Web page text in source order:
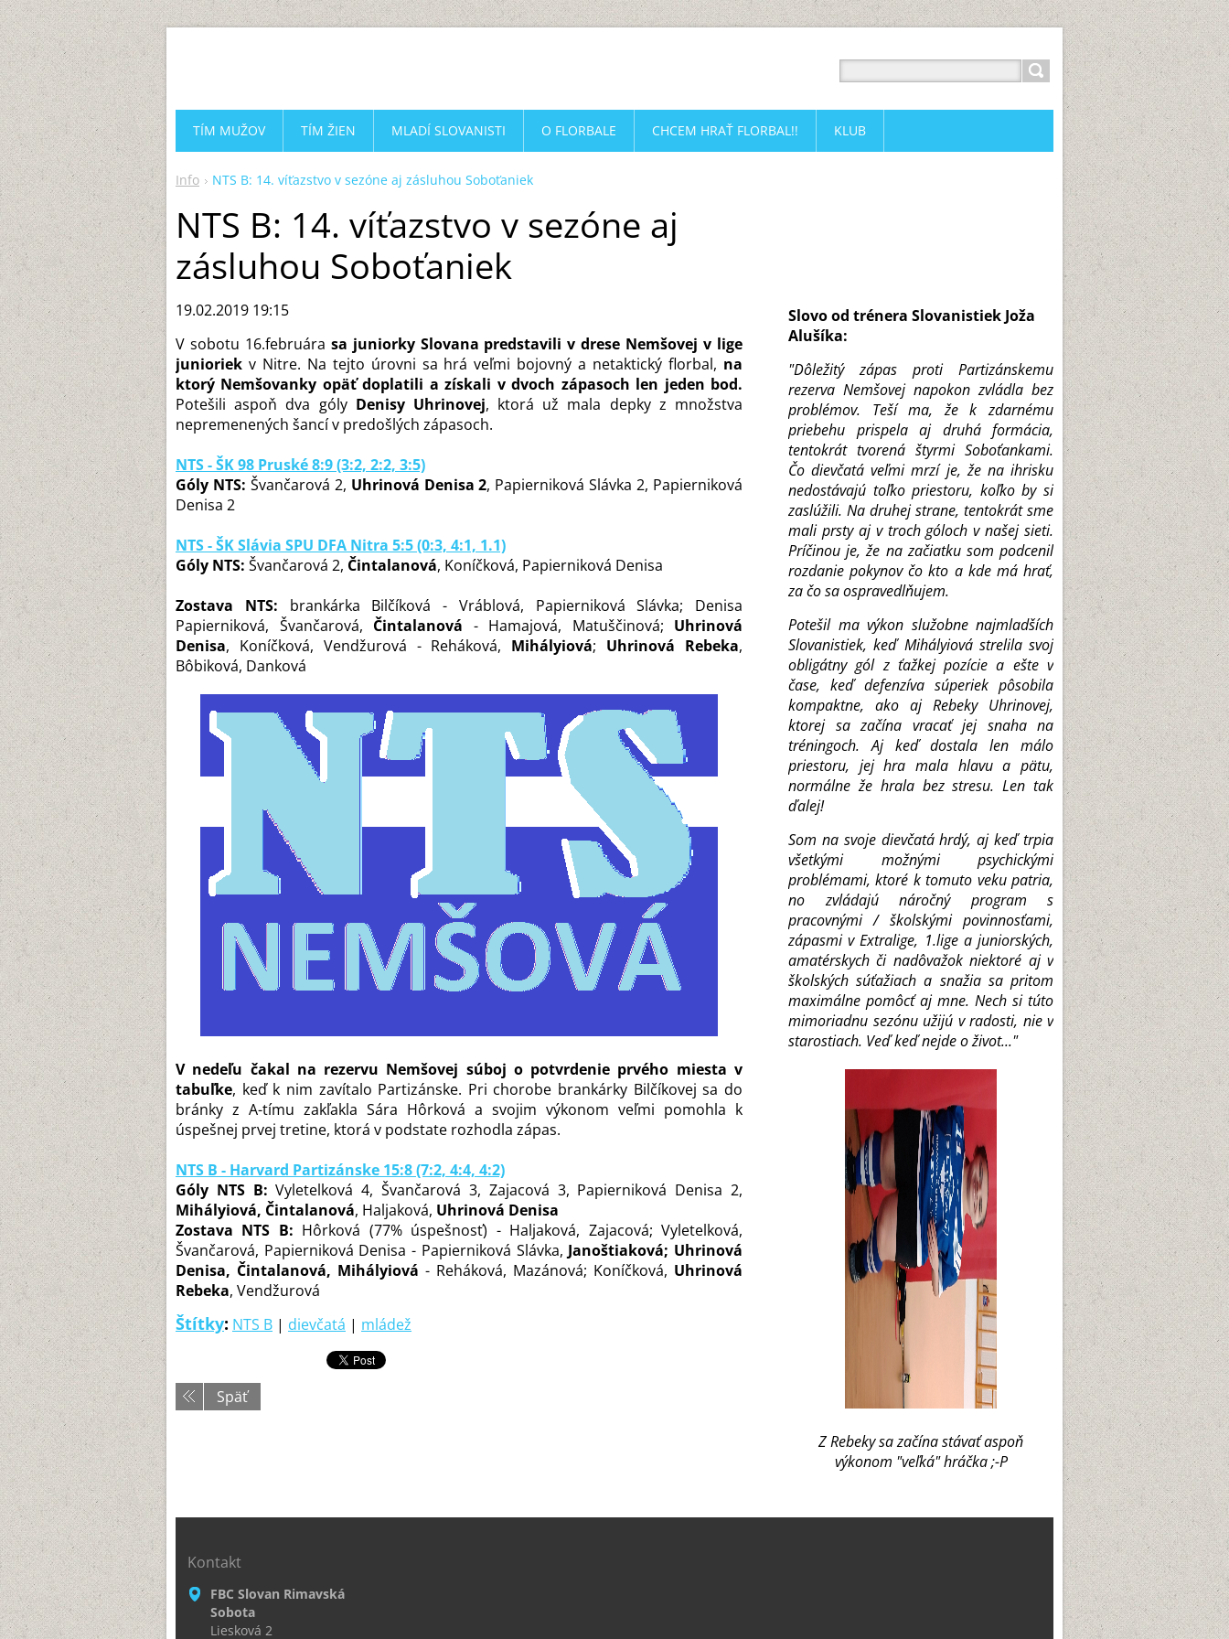
Info NTS B: 14. víťazstvo v sezóne aj zásluhou Soboťaniek
NTS B: 14. víťazstvo v sezóne aj
zásluhou Soboťaniek
19.02.2019 19:15
V sobotu 16.februára sa juniorky Slovana predstavili v drese Nemšovej v lige
junioriek v Nitre. Na tejto úrovni sa hrá veľmi bojovný a netaktický florbal, na
ktorý Nemšovanky opäť doplatili a získali v dvoch zápasoch len jeden bod.
Potešili aspoň dva góly Denisy Uhrinovej, ktorá už mala depky z množstva
nepremenených šancí v predošlých zápasoch.
NTS - ŠK 98 Pruské 8:9 (3:2, 2:2, 3:5)
Góly NTS: Švančarová 2, Uhrinová Denisa 2, Papierniková Slávka 2, Papierniková
Denisa 2
NTS - ŠK Slávia SPU DFA Nitra 5:5 (0:3, 4:1, 1.1)
Góly NTS: Švančarová 2, Čintalanová, Koníčková, Papierniková Denisa
Zostava NTS: brankárka Bilčíková - Vráblová, Papierniková Slávka; Denisa
Papierniková, Švančarová, Čintalanová - Hamajová, Matuščinová; Uhrinová
Denisa, Koníčková, Vendžurová - Reháková, Mihályiová; Uhrinová Rebeka,
Bôbiková, Danková
V nedeľu čakal na rezervu Nemšovej súboj o potvrdenie prvého miesta v
tabuľke, keď k nim zavítalo Partizánske. Pri chorobe brankárky Bilčíkovej sa do
bránky z A-tímu zakľakla Sára Hôrková a svojim výkonom veľmi pomohla k
úspešnej prvej tretine, ktorá v podstate rozhodla zápas.
NTS B - Harvard Partizánske 15:8 (7:2, 4:4, 4:2)
Góly NTS B: Vyletelková 4, Švančarová 3, Zajacová 3, Papierniková Denisa 2,
Mihályiová, Čintalanová, Haljaková, Uhrinová Denisa
Zostava NTS B: Hôrková (77% úspešnosť) - Haljaková, Zajacová; Vyletelková,
Švančarová, Papierniková Denisa - Papierniková Slávka, Janoštiaková; Uhrinová
Denisa, Čintalanová, Mihályiová - Reháková, Mazánová; Koníčková, Uhrinová
Rebeka, Vendžurová
Štítky: NTS B | dievčatá | mládež
Späť
Slovo od trénera Slovanistiek Joža
Alušíka:
"Dôležitý zápas proti Partizánskemu
rezerva Nemšovej napokon zvládla bez
problémov. Teší ma, že k zdarnému
priebehu prispela aj druhá formácia,
tentokrát tvorená štyrmi Soboťankami.
Čo dievčatá veľmi mrzí je, že na ihrisku
nedostávajú toľko priestoru, koľko by si
zaslúžili. Na druhej strane, tentokrát sme
mali prsty aj v troch góloch v našej sieti.
Príčinou je, že na začiatku som podcenil
rozdanie pokynov čo kto a kde má hrať,
za čo sa ospravedlňujem.
Potešil ma výkon služobne najmladších
Slovanistiek, keď Mihályiová strelila svoj
obligátny gól z ťažkej pozície a ešte v
čase, keď defenzíva súperiek pôsobila
kompaktne, ako aj Rebeky Uhrinovej,
ktorej sa začína vracať jej snaha na
tréningoch. Aj keď dostala len málo
priestoru, jej hra mala hlavu a pätu,
normálne že hrala bez stresu. Len tak
ďalej!
Som na svoje dievčatá hrdý, aj keď trpia
všetkými možnými psychickými
problémami, ktoré k tomuto veku patria,
no zvládajú náročný program s
pracovnými / školskými povinnosťami,
zápasmi v Extralige, 1.lige a juniorských,
amatérskych či nadôvažok niektoré aj v
školských súťažiach a snažia sa pritom
maximálne pomôcť aj mne. Nech si túto
mimoriadnu sezónu užijú v radosti, nie v
starostiach. Veď keď nejde o život..."
Z Rebeky sa začína stávať aspoň
výkonom "veľká" hráčka ;-P
TÍM MUŽOV TÍM ŽIEN MLADÍ SLOVANISTI O FLORBALE CHCEM HRAŤ FLORBAL!! KLUB
Kontakt
FBC Slovan Rimavská
Sobota
Liesková 2